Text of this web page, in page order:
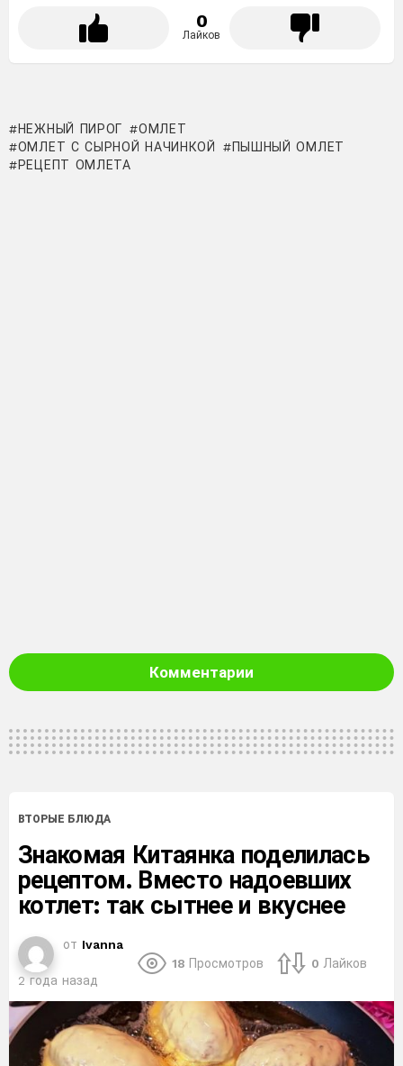
0
Лайков
НЕЖНЫЙ ПИРОГ
ОМЛЕТ
ОМЛЕТ С СЫРНОЙ НАЧИНКОЙ
ПЫШНЫЙ ОМЛЕТ
РЕЦЕПТ ОМЛЕТА
Комментарии
ВТОРЫЕ БЛЮДА
Знакомая Китаянка поделилась
рецептом. Вместо надоевших
котлет: так сытнее и вкуснее
от Ivanna
2 года назад
18 Просмотров 0 Лайков